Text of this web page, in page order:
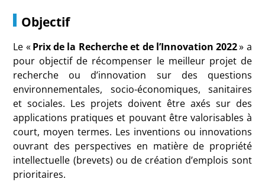
Objectif
Le «Prix de la Recherche et de l’Innovation 2022» a
pour objectif de récompenser le meilleur projet de
recherche ou d’innovation sur des questions
environnementales, socio-économiques, sanitaires
et sociales. Les projets doivent être axés sur des
applications pratiques et pouvant être valorisables à
court, moyen termes. Les inventions ou innovations
ouvrant des perspectives en matière de propriété
intellectuelle (brevets) ou de création d’emplois sont
prioritaires.